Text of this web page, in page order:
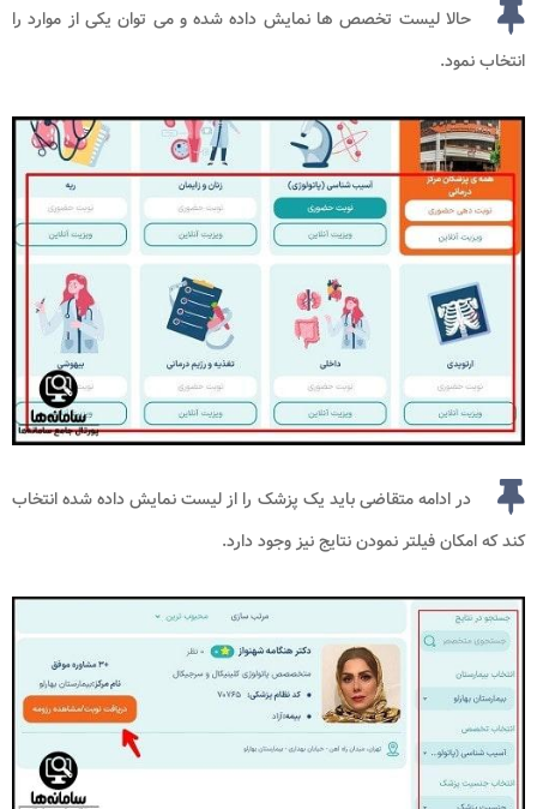
حالا لیست تخصص ها نمایش داده شده و می توان یکی از موارد را
انتخاب نمود.
در ادامه متقاضی باید یک پزشک را از لیست نمایش داده شده انتخاب
کند که امکان فیلتر نمودن نتایج نیز وجود دارد.